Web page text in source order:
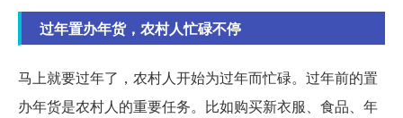
过年置办年货，农村人忙碌不停
马上就要过年了，农村人开始为过年而忙碌。过年前的置
办年货是农村人的重要任务。比如购买新衣服、食品、年